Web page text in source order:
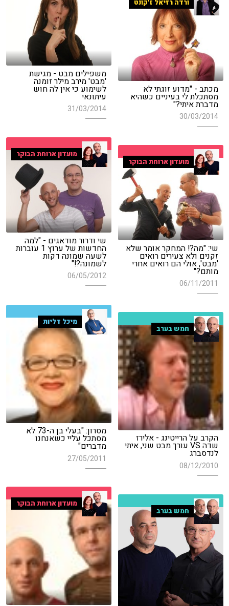
משפילים מבט - מגישת
'מבט' מירב מילר זומנה
לשימוע כי אין לה חוש
עיתונאי
31/03/2014
ורדה רזיאל ז'קונט
מכתב - "מדוע זוגתי לא
מסתכלת לי בעיניים כשהיא
מדברת איתי?"
30/03/2014
מועדון ארוחת הבוקר
שי ודרור מודאגים - "למה
החדשות של ערוץ 1 עוברות
לשעה שמונה דקות
לשמונה?!"
06/05/2012
מועדון ארוחת הבוקר
שי: "מה?! המחקר אומר שלא
זקנים ולא צעירים רואים
'מבט', אולי הם רואים אחרי
מותם?"
06/11/2011
מיכל דליות
מסרון: "בעלי בן ה-73 לא
מסתכל עליי כשאנחנו
מדברים"
27/05/2011
חמש בערב
הקרב על הרייטינג - אלירז
שדה VS עורך מבט שני, איתי
לנדסברג
08/12/2010
מועדון ארוחת הבוקר
חמש בערב